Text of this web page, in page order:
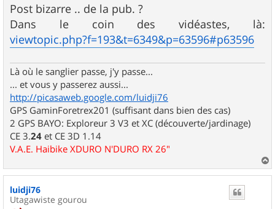
s
s
a
g
e
Post bizarre .. de la pub. ?
Dans le coin des vidéastes, là:
viewtopic.php?f=193&t=6349&p=63596#p63596
Là où le sanglier passe, j'y passe...
... et vous y passerez aussi...
http://picasaweb.google.com/luidji76
GPS GaminForetrex201 (suffisant dans bien des cas)
2 GPS BAYO: Exploreur 3 V3 et XC (découverte/jardinage)
CE 3.24 et CE 3D 1.14
V.A.E. Haibike XDURO N'DURO RX 26"
a
luidji76
Utagawiste gourou